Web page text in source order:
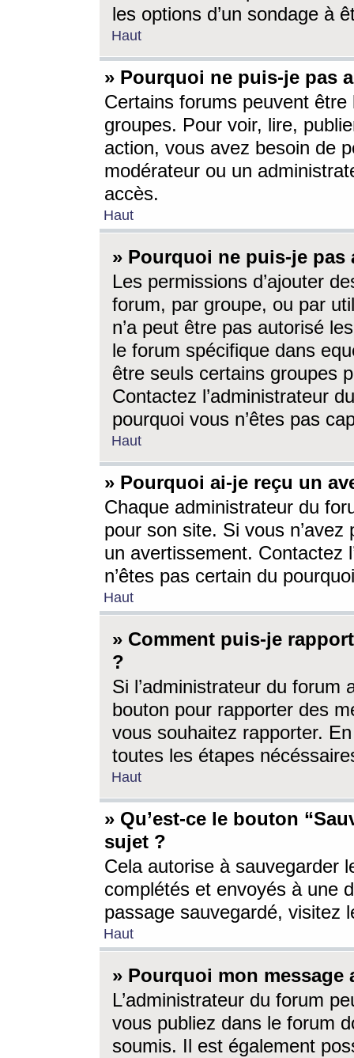
les options d’un sondage à
Haut
» Pourquoi ne puis-je pas
Certains forums peuvent être
groupes. Pour voir, lire,
action, vous avez besoin de
modérateur ou un
accès.
Haut
» Pourquoi ne puis-je
Les permissions d’ajouter
forum, par groupe, ou par
n’a peut être pas autorisé
le forum spécifique dans
être seuls certains groupes
Contactez l’administrateur
pourquoi vous n’êtes pas
Haut
» Pourquoi ai-je reçu un
Chaque administrateur du
pour son site. Si vous
un avertissement. Contactez
n’êtes pas certain du
Haut
» Comment puis-je
?
Si l’administrateur du forum
bouton pour rapporter des
vous souhaitez rapporter.
toutes les étapes
Haut
» Qu’est-ce le bouton
sujet ?
Cela autorise à sauvegarder
complétés et envoyés à une
passage sauvegardé, visitez
Haut
» Pourquoi mon message
L’administrateur du forum
vous publiez dans le forum
soumis. Il est également